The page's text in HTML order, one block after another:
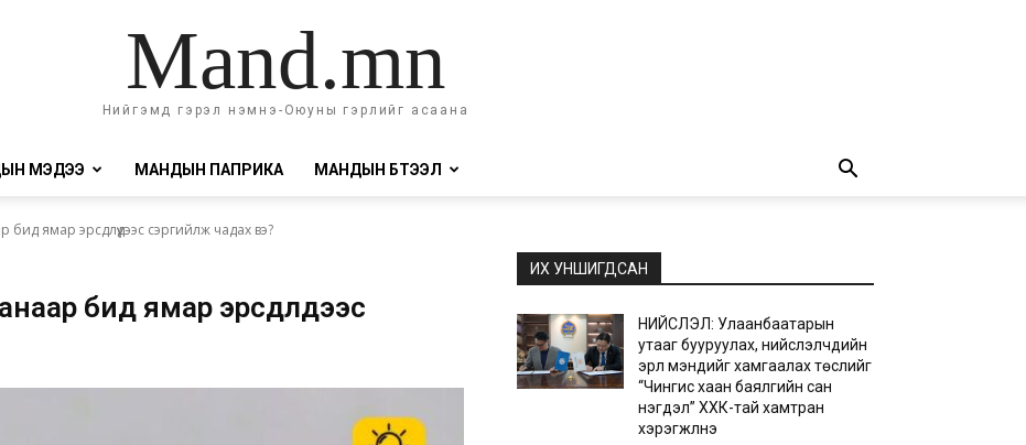
Mand.mn
Нийгэмд гэрэл нэмнэ-Оюуны гэрлийг асаана
МЭДЭЭ МАНДЫН ПАПРИКА МАНДЫН БҮТЭЭЛ
бид ямар эрсдлүүдээс сэргийлж чадах вэ?
бид ямар эрсдлүүдээс
ИХ УНШИГДСАН
НИЙСЛЭЛ: Улаанбаатарын
утааг бууруулах, нийслэлчүүдийн
эрүүл мэндийг хамгаалах төслийг
“Чингис хаан баялгийн сан
нэгдэл” ХХК-тай хамтран
хэрэгжүүлнэ